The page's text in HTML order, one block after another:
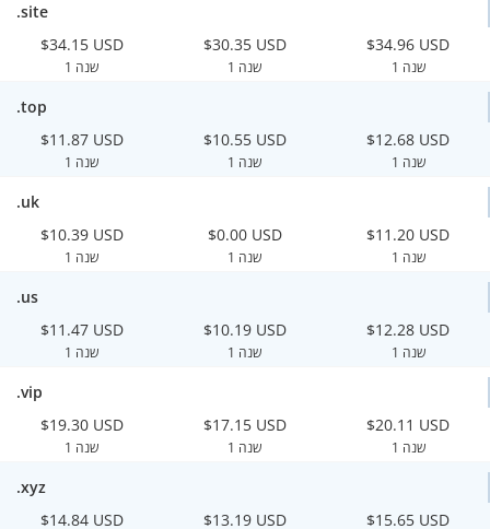
.site
$34.15 USD
1 שנה
$30.35 USD
1 שנה
$34.96 USD
1 שנה
.top
$11.87 USD
1 שנה
$10.55 USD
1 שנה
$12.68 USD
1 שנה
.uk
$10.39 USD
1 שנה
$0.00 USD
1 שנה
$11.20 USD
1 שנה
.us
$11.47 USD
1 שנה
$10.19 USD
1 שנה
$12.28 USD
1 שנה
.vip
$19.30 USD
1 שנה
$17.15 USD
1 שנה
$20.11 USD
1 שנה
.xyz
$14.84 USD
$13.19 USD $15.65 USD